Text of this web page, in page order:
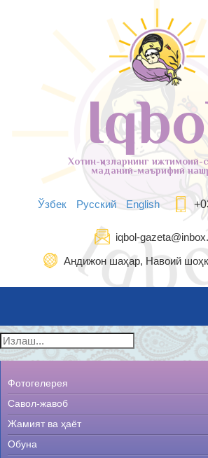
Хотин-қизларнинг ижтимоий-
маданий-маърифий
Ўзбек Русский English
iqbol-
Андижон шаҳар, Навоий
Фотогелерея
Савол-жавоб
Жамият ва ҳаёт
Обуна